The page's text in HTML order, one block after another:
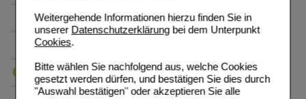
Weitergehende Informationen hierzu finden Sie in
unserer Datenschutzerklärungbei dem Unterpunkt
Cookies.
Bitte wählen Sie nachfolgend aus, welche Cookies
gesetzt werden dürfen, und bestätigen Sie dies durch
"Auswahl bestätigen" oder akzeptieren Sie alle